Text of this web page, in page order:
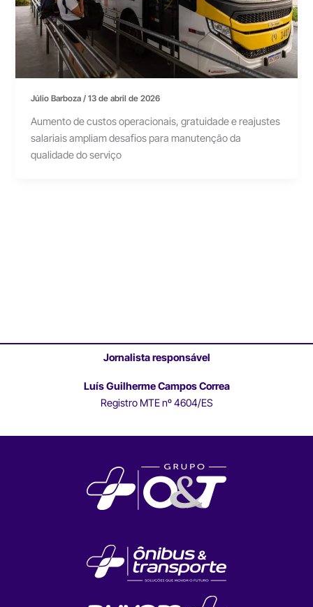
Júlio Barboza/13 de abril de 2026
Aumento de custos operacionais, gratuidade e reajustes
salariais ampliam desafios para manutenção da
qualidade do serviço
Jornalista responsável
Luís Guilherme Campos Correa
Registro MTE nº 4604/ES